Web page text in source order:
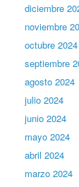
diciembre
noviembre
octubre 2024
septiembre
agosto 2024
julio 2024
junio 2024
mayo 2024
abril 2024
marzo 2024